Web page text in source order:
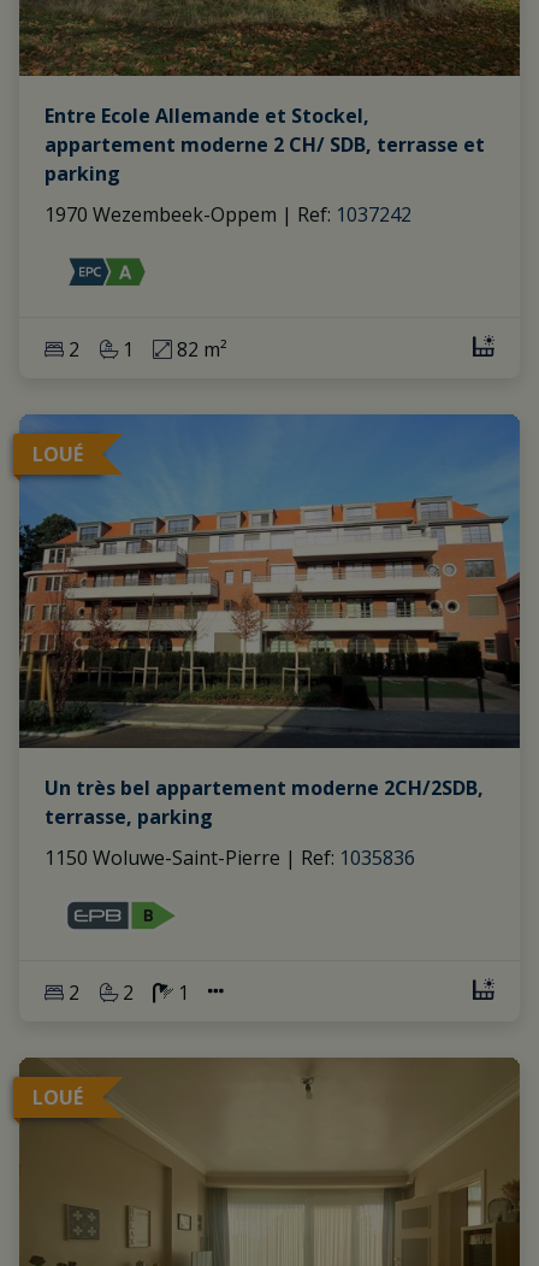
Entre Ecole Allemande et Stockel,
appartement moderne 2 CH/ SDB, terrasse et
parking
1970 Wezembeek-Oppem | Ref: 1037242
2 1 82 m²
LOUÉ
Un très bel appartement moderne 2CH/2SDB,
terrasse, parking
1150 Woluwe-Saint-Pierre | Ref: 1035836
2 2 1
LOUÉ